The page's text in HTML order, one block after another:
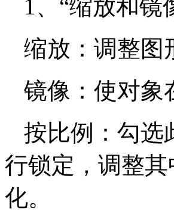
1、“缩放和镜
缩放：调整图
镜像：使对象
按比例：勾选
行锁定，调整
化。